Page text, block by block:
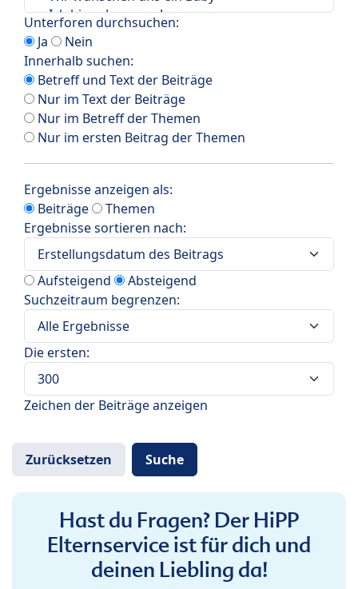
Unterforen durchsuchen:
Ja
Nein
Innerhalb suchen:
Betreff und Text der Beiträge
Nur im Text der Beiträge
Nur im Betreff der Themen
Nur im ersten Beitrag der Themen
Ergebnisse anzeigen als:
Beiträge
Themen
Ergebnisse sortieren nach:
Aufsteigend
Absteigend
Suchzeitraum begrenzen:
Die ersten:
Zeichen der Beiträge anzeigen
Hast du Fragen? Der HiPP
Elternservice ist für dich und
deinen Liebling da!